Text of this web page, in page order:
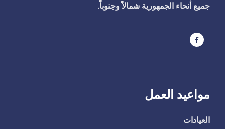
جميع أنحاء الجمهورية شمالاً وجنوباً.
مواعيد العمل
العيادات